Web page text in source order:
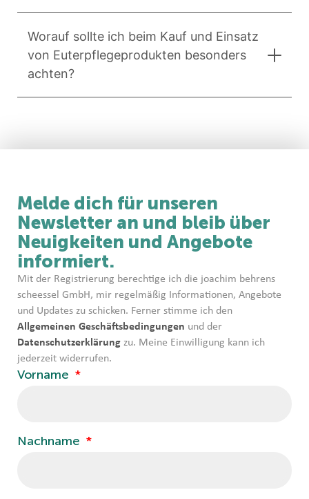
Worauf sollte ich beim Kauf und Einsatz
von Euterpflegeprodukten besonders
achten?
Melde dich für unseren
Newsletter an und bleib über
Neuigkeiten und Angebote
informiert.
Mit der Registrierung berechtige ich die joachim behrens
scheessel GmbH, mir regelmäßig Informationen, Angebote
und Updates zu schicken. Ferner stimme ich den
Allgemeinen Geschäftsbedingungen und der
Datenschutzerklärung zu. Meine Einwilligung kann ich
jederzeit widerrufen.
Vorname
Nachname